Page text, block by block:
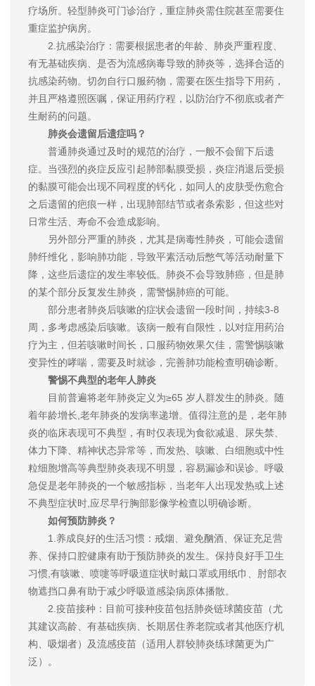
疗场所。轻型肺炎可门诊治疗，重症肺炎需住院甚至需要住
重症监护病房。
2.抗感染治疗：需要根据患者的年龄、肺炎严重程度、
有无基础疾病、是否为流感病毒导致的肺炎等，选择合适的
抗感染药物。切勿自行口服药物，需要在医生指导下用药，
并且严格遵照医嘱，保证用药疗程，以防治疗不彻底或者产
生耐药的问题。
肺炎会遗留后遗症吗？
普通肺炎通过及时的规范的治疗，一般不会留下后遗
症。当强烈的炎症反应引起肺部黏膜受损，炎症消退后受损
的黏膜可能会出现不同程度的钙化，如同人的皮肤受伤愈合
之后遗留的疤痕一样，出现肺部结节或者条索影，但这些对
日常生活、寿命不会造成影响。
另外部分严重的肺炎，尤其是病毒性肺炎，可能会遗留
肺纤维化，影响肺功能，导致平素活动后憋气等活动耐量下
降，这些后遗症的发生率较低。肺炎不会导致肺癌，但是肺
的某个部分反复发生肺炎，需警惕肺癌的可能。
部分患者肺炎后咳嗽的症状会遗留一段时间，持续3-8
周，多考虑感染后咳嗽。该病一般有自限性，以对症用药治
疗为主，但若咳嗽时间长，口服药物效果欠佳，需警惕咳嗽
变异性的哮喘，需要及时就诊，完善肺功能检查明确诊断。
警惕不典型的老年人肺炎
目前普遍将老年肺炎定义为≥65 岁人群发生的肺炎。随
着年龄增长,老年肺炎的发病率递增。值得注意的是，老年肺
炎的临床表现可不典型，有时仅表现为食欲减退、尿失禁、
体力下降、精神状态异常等，而发热、咳嗽、白细胞或中性
粒细胞增高等典型肺炎表现不明显，容易漏诊和误诊。呼吸
急促是老年肺炎的一个敏感指标，当老年人出现发热或上述
不典型症状时,应尽早行胸部影像学检查以明确诊断。
如何预防肺炎？
1.养成良好的生活习惯：戒烟、避免酗酒、保证充足营
养、保持口腔健康有助于预防肺炎的发生。保持良好手卫生
习惯,有咳嗽、喷嚏等呼吸道症状时戴口罩或用纸巾、肘部衣
物遮挡口鼻有助于减少呼吸道感染病原体播散。
2.疫苗接种：目前可接种疫苗包括肺炎链球菌疫苗（尤
其建议高龄、有基础疾病、长期居住养老院或者其他医疗机
构、吸烟者）及流感疫苗（适用人群较肺炎练球菌更为广
泛）。